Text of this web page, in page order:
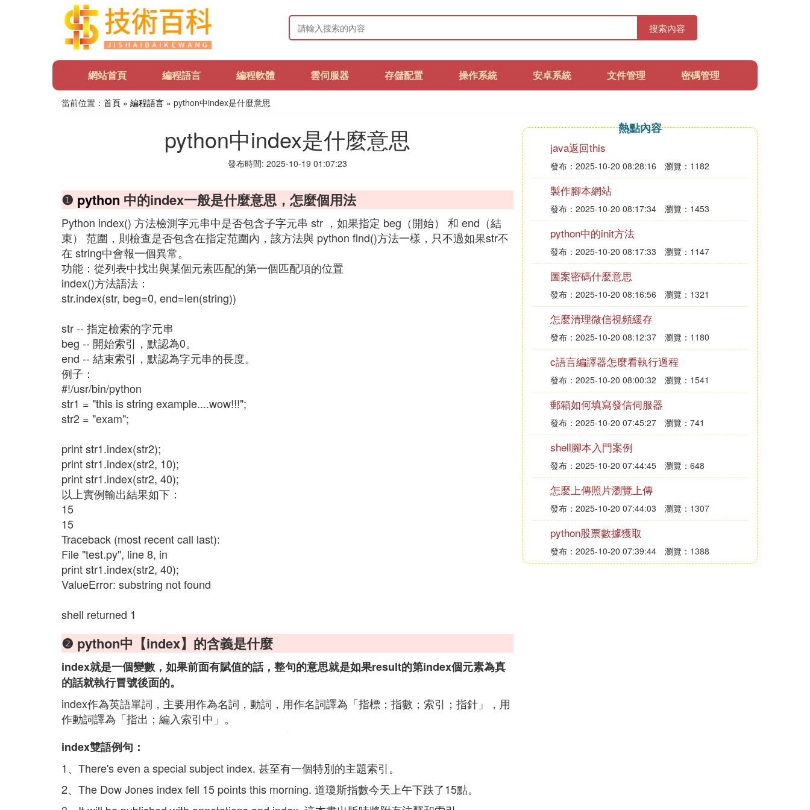
搜索內容
網站首頁 編程語言 編程軟體 雲伺服器 存儲配置 操作系統 安卓系統 文件管理 密碼管理
當前位置： 首頁 » 編程語言 » python中index是什麼意思
python中index是什麼意思
發布時間: 2025-10-19 01:07:23
❶ python 中的index一般是什麼意思，怎麼個用法
Python index() 方法檢測字元串中是否包含子字元串 str ，如果指定 beg（開始） 和 end（結
束） 范圍，則檢查是否包含在指定范圍內，該方法與 python find()方法一樣，只不過如果str不
在 string中會報一個異常。
功能：從列表中找出與某個元素匹配的第一個匹配項的位置
index()方法語法：
str.index(str, beg=0, end=len(string))
str -- 指定檢索的字元串
beg -- 開始索引，默認為0。
end -- 結束索引，默認為字元串的長度。
例子：
#!/usr/bin/python
str1 = "this is string example....wow!!!";
str2 = "exam";
print str1.index(str2);
print str1.index(str2, 10);
print str1.index(str2, 40);
以上實例輸出結果如下：
15
15
Traceback (most recent call last):
File "test.py", line 8, in
print str1.index(str2, 40);
ValueError: substring not found
shell returned 1
❷ python中【index】的含義是什麼
index就是一個變數，如果前面有賦值的話，整句的意思就是如果result的第index個元素為真
的話就執行冒號後面的。
index作為英語單詞，主要用作為名詞，動詞，用作名詞譯為「指標；指數；索引；指針」，用
作動詞譯為「指出；編入索引中」。
index雙語例句：
1、There's even a special subject index. 甚至有一個特別的主題索引。
2、The Dow Jones index fell 15 points this morning. 道瓊斯指數今天上午下跌了15點。
熱點內容
java返回this
發布：2025-10-20 08:28:16 瀏覽：1182
製作腳本網站
發布：2025-10-20 08:17:34 瀏覽：1453
python中的init方法
發布：2025-10-20 08:17:33 瀏覽：1147
圖案密碼什麼意思
發布：2025-10-20 08:16:56 瀏覽：1321
怎麼清理微信視頻緩存
發布：2025-10-20 08:12:37 瀏覽：1180
c語言編譯器怎麼看執行過程
發布：2025-10-20 08:00:32 瀏覽：1541
郵箱如何填寫發信伺服器
發布：2025-10-20 07:45:27 瀏覽：741
shell腳本入門案例
發布：2025-10-20 07:44:45 瀏覽：648
怎麼上傳照片瀏覽上傳
發布：2025-10-20 07:44:03 瀏覽：1307
python股票數據獲取
發布：2025-10-20 07:39:44 瀏覽：1388